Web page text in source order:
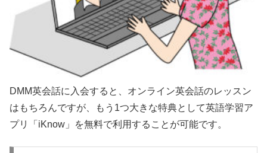
DMM英会話に入会すると、オンライン英会話のレッスン
はもちろんですが、もう1つ大きな特典として英語学習ア
プリ「iKnow」を無料で利用することが可能です。